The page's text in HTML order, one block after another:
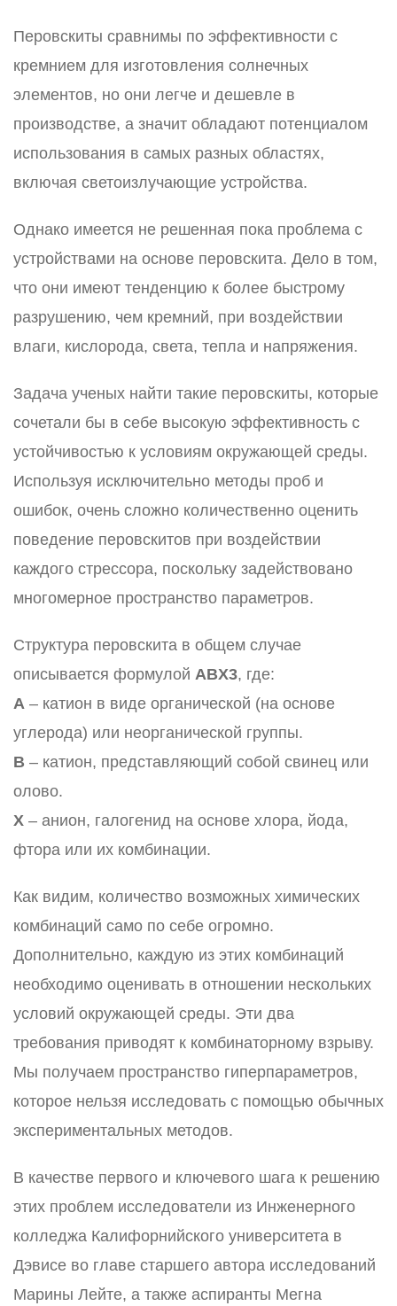
Перовскиты сравнимы по эффективности с
кремнием для изготовления солнечных
элементов, но они легче и дешевле в
производстве, а значит обладают потенциалом
использования в самых разных областях,
включая светоизлучающие устройства.
Однако имеется не решенная пока проблема с
устройствами на основе перовскита. Дело в том,
что они имеют тенденцию к более быстрому
разрушению, чем кремний, при воздействии
влаги, кислорода, света, тепла и напряжения.
Задача ученых найти такие перовскиты, которые
сочетали бы в себе высокую эффективность с
устойчивостью к условиям окружающей среды.
Используя исключительно методы проб и
ошибок, очень сложно количественно оценить
поведение перовскитов при воздействии
каждого стрессора, поскольку задействовано
многомерное пространство параметров.
Структура перовскита в общем случае
описывается формулой ABX3, где:
A – катион в виде органической (на основе
углерода) или неорганической группы.
B – катион, представляющий собой свинец или
олово.
X – анион, галогенид на основе хлора, йода,
фтора или их комбинации.
Как видим, количество возможных химических
комбинаций само по себе огромно.
Дополнительно, каждую из этих комбинаций
необходимо оценивать в отношении нескольких
условий окружающей среды. Эти два
требования приводят к комбинаторному взрыву.
Мы получаем пространство гиперпараметров,
которое нельзя исследовать с помощью обычных
экспериментальных методов.
В качестве первого и ключевого шага к решению
этих проблем исследователи из Инженерного
колледжа Калифорнийского университета в
Дэвисе во главе старшего автора исследований
Марины Лейте, а также аспиранты Мегна